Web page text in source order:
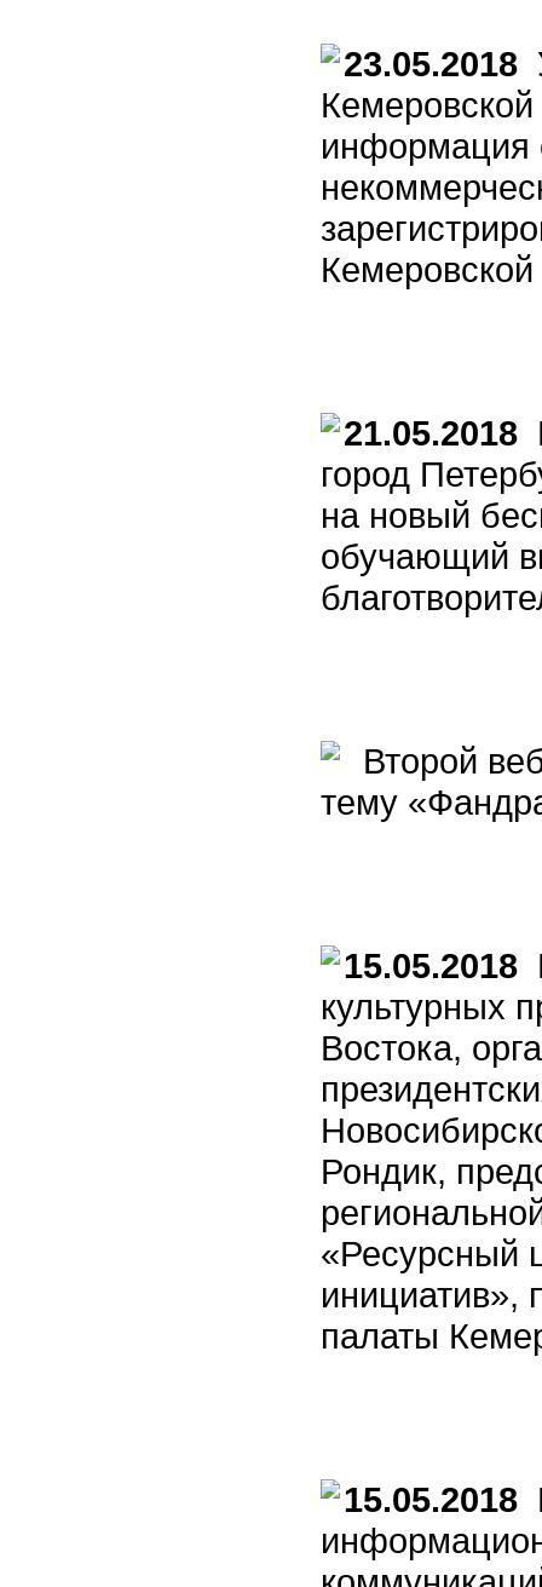
23.05.2018
Кемеровской
информация
Кемеровской
21.05.2018
город
на новый
обучающий
Второй
тему
15.05.2018
культурных
Востока,
Рондик,
«Ресурсный
инициатив»,
палаты
15.05.2018